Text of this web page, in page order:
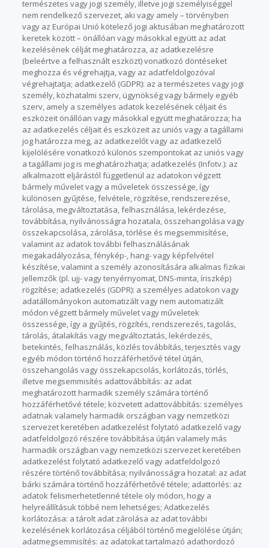
természetes vagy jogi személy, illetve jogi személyiséggel
nem rendelkező szervezet, aki vagy amely – törvényben
vagy az Európai Unió kötelező jogi aktusában meghatározott
keretek között – önállóan vagy másokkal együtt az adat
kezelésének célját meghatározza, az adatkezelésre
(beleértve a felhasznált eszközt) vonatkozó döntéseket
meghozza és végrehajtja, vagy az adatfeldolgozóval
végrehajtatja; adatkezelő (GDPR): az a természetes vagy jogi
személy, közhatalmi szerv, ügynökség vagy bármely egyéb
szerv, amely a személyes adatok kezelésének céljait és
eszközeit önállóan vagy másokkal együtt meghatározza; ha
az adatkezelés céljait és eszközeit az uniós vagy a tagállami
jog határozza meg, az adatkezelőt vagy az adatkezelő
kijelölésére vonatkozó különös szempontokat az uniós vagy
a tagállami jog is meghatározhatja; adatkezelés (Infotv.): az
alkalmazott eljárástól függetlenül az adatokon végzett
bármely művelet vagy a műveletek összessége, így
különösen gyűjtése, felvétele, rögzítése, rendszerezése,
tárolása, megváltoztatása, felhasználása, lekérdezése,
továbbítása, nyilvánosságra hozatala, összehangolása vagy
összekapcsolása, zárolása, törlése és megsemmisítése,
valamint az adatok további felhasználásának
megakadályozása, fénykép-, hang- vagy képfelvétel
készítése, valamint a személy azonosítására alkalmas fizikai
jellemzők (pl. ujj- vagy tenyérnyomat, DNS-minta, íriszkép)
rögzítése; adatkezelés (GDPR): a személyes adatokon vagy
adatállományokon automatizált vagy nem automatizált
módon végzett bármely művelet vagy műveletek
összessége, így a gyűjtés, rögzítés, rendszerezés, tagolás,
tárolás, átalakítás vagy megváltoztatás, lekérdezés,
betekintés, felhasználás, közlés továbbítás, terjesztés vagy
egyéb módon történő hozzáférhetővé tétel útján,
összehangolás vagy összekapcsolás, korlátozás, törlés,
illetve megsemmisítés adattovábbítás: az adat
meghatározott harmadik személy számára történő
hozzáférhetővé tétele; közvetett adattovábbítás: személyes
adatnak valamely harmadik országban vagy nemzetközi
szervezet keretében adatkezelést folytató adatkezelő vagy
adatfeldolgozó részére továbbítása útján valamely más
harmadik országban vagy nemzetközi szervezet keretében
adatkezelést folytató adatkezelő vagy adatfeldolgozó
részére történő továbbítása; nyilvánosságra hozatal: az adat
bárki számára történő hozzáférhetővé tétele; adattörlés: az
adatok felismerhetetlenné tétele oly módon, hogy a
helyreállításuk többé nem lehetséges; Adatkezelés
korlátozása: a tárolt adat zárolása az adat további
kezelésének korlátozása céljából történő megjelölése útján;
adatmegsemmisítés: az adatokat tartalmazó adathordozó